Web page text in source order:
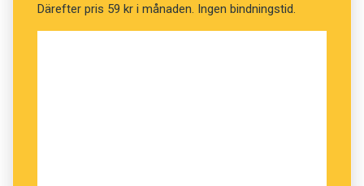
Därefter pris 59 kr i månaden. Ingen bindningstid.